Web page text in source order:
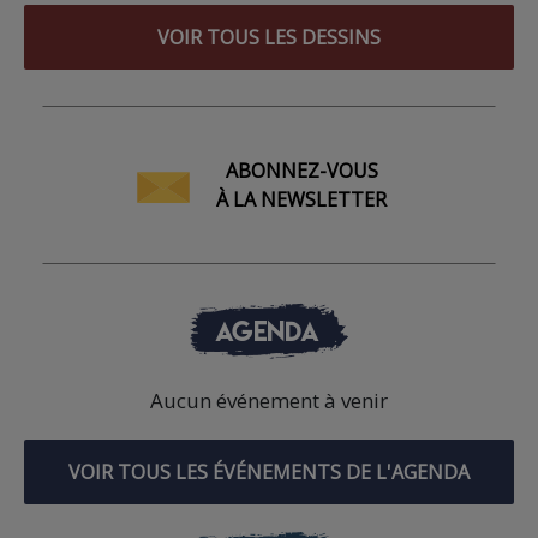
VOIR TOUS LES DESSINS
ABONNEZ-VOUS
À LA NEWSLETTER
AGENDA
Aucun événement à venir
VOIR TOUS LES ÉVÉNEMENTS DE L'AGENDA